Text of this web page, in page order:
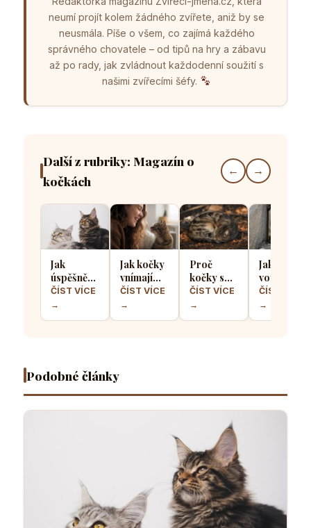
neumí projít kolem žádného zvířete, aniž by se
neusmála. Píše o všem, co zajímá každého
správného chovatele – od tipů na hry a zábavu
až po rady, jak zvládnout každodenní soužití s
našimi zvířecími šéfy.
Další z rubriky: Magazín o
kočkách
← →
Jak
úspěšně
seznámit
dvě kočky
a předejít
ČÍST VÍCE
→
Jak kočky
vnímají
lidský
smích a
zda ho
ČÍST VÍCE
→
Proč
kočky spí
stočené
do
klubíčka a
ČÍST VÍCE
→
Jak kočičí
vousky
pomáhají
určit zda
se kočka
ČÍST VÍCE
→
Podobné články